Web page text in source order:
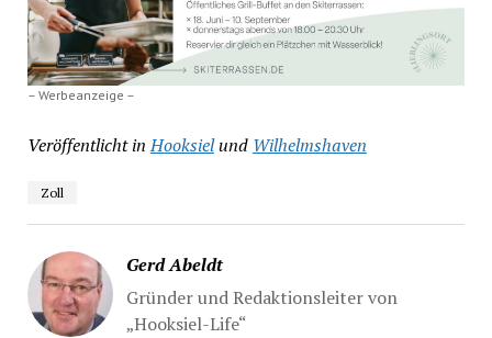
– Werbeanzeige –
Veröffentlicht in Hooksielund Wilhelmshaven
Zoll
Gerd Abeldt
Gründer und Redaktionsleiter von
„Hooksiel-Life“